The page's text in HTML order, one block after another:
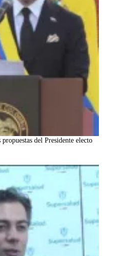
del Presidente electo